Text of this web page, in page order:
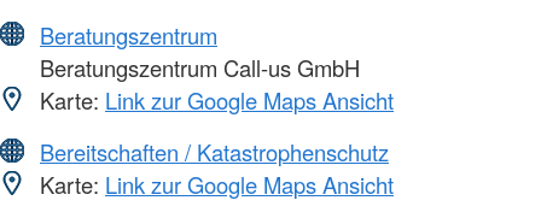
Beratungszentrum
Beratungszentrum Call-us GmbH
Karte: Link zur Google Maps Ansicht
Bereitschaften / Katastrophenschutz
Karte: Link zur Google Maps Ansicht